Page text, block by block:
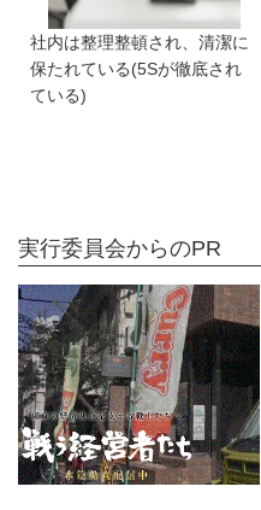
社内は整理整頓され、清潔に
保たれている(5Sが徹底され
ている)
実行委員会からのPR